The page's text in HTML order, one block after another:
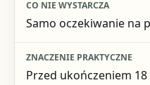
Samo oczekiwanie na
Przed ukończeniem